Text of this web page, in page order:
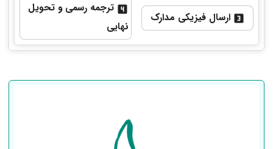
ارسال فیزیکی مدارک
ترجمه رسمی و تحویل
نهایی